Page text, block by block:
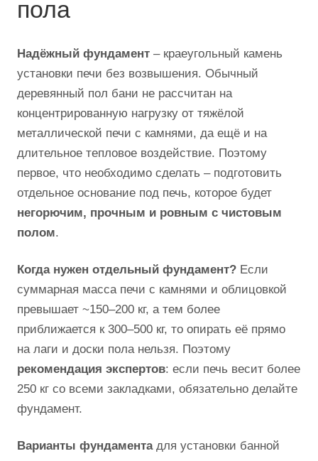
пола
Надёжный фундамент – краеугольный камень
установки печи без возвышения. Обычный
деревянный пол бани не рассчитан на
концентрированную нагрузку от тяжёлой
металлической печи с камнями, да ещё и на
длительное тепловое воздействие. Поэтому
первое, что необходимо сделать – подготовить
отдельное основание под печь, которое будет
негорючим, прочным и ровным с чистовым
полом.
Когда нужен отдельный фундамент? Если
суммарная масса печи с камнями и облицовкой
превышает ~150–200 кг, а тем более
приближается к 300–500 кг, то опирать её прямо
на лаги и доски пола нельзя. Поэтому
рекомендация экспертов: если печь весит более
250 кг со всеми закладками, обязательно делайте
фундамент.
Варианты фундаментадля установки банной